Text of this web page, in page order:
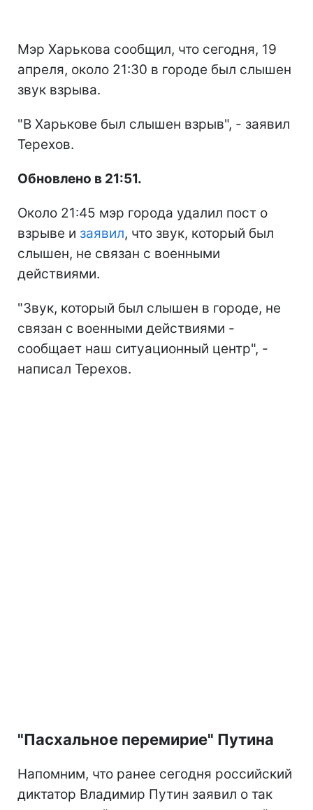
Мэр Харькова сообщил, что сегодня, 19
апреля, около 21:30 в городе был слышен
звук взрыва.
"В Харькове был слышен взрыв", - заявил
Терехов.
Обновлено в 21:51.
Около 21:45 мэр города удалил пост о
взрыве и заявил, что звук, который был
слышен, не связан с военными
действиями.
"Звук, который был слышен в городе, не
связан с военными действиями -
сообщает наш ситуационный центр", -
написал Терехов.
"Пасхальное перемирие" Путина
Напомним, что ранее сегодня российский
диктатор Владимир Путин заявил о так